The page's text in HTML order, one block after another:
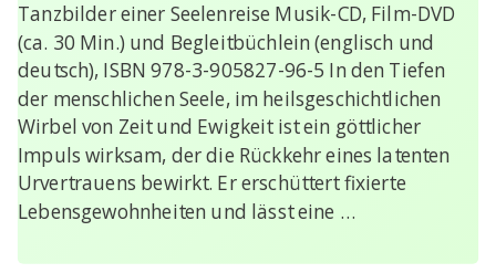
Tanzbilder einer Seelenreise Musik-CD, Film-DVD
(ca. 30 Min.) und Begleitbüchlein (englisch und
deutsch), ISBN 978-3-905827-96-5 In den Tiefen
der menschlichen Seele, im heilsgeschichtlichen
Wirbel von Zeit und Ewigkeit ist ein göttlicher
Impuls wirksam, der die Rückkehr eines latenten
Urvertrauens bewirkt. Er erschüttert fixierte
Lebensgewohnheiten und lässt eine …